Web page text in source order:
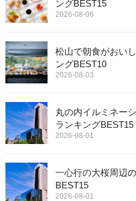
ングBEST15
2026-08-06
松山で朝食がおい
ングBEST10
2026-08-03
丸の内イルミネー
ランキングBEST15
2026-08-01
一心行の大桜周辺
BEST15
2026-08-01